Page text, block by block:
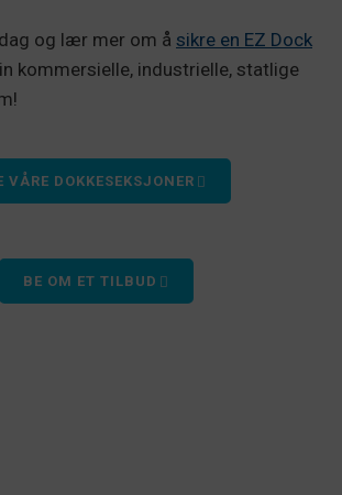
og lær mer om å sikre en EZ Dock
kommersielle, industrielle, statlige
VÅRE DOKKESEKSJONER
BE OM ET TILBUD